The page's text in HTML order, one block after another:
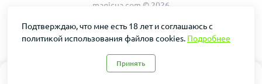
0
magicua.com © 2026
Подтверждаю, что мне есть 18 лет и соглашаюсь с
политикой использования файлов cookies. Подробнее
Принять